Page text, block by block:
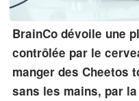
BrainCo dévoile une
contrôlée par le
manger des Cheetos
sans les mains, par